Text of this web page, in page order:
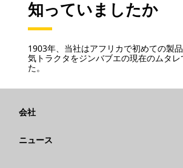
知っていましたか
1903年、当社はアフリカで初めての製
気トラクタをジンバブエの現在のムタレ
た。
会社
ニュース